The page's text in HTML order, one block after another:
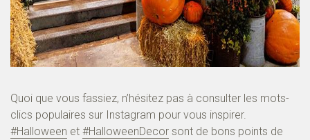
Quoi que vous fassiez, n’hésitez pas à consulter les mots-
clics populaires sur Instagram pour vous inspirer.
#Halloween et #HalloweenDecor sont de bons points de